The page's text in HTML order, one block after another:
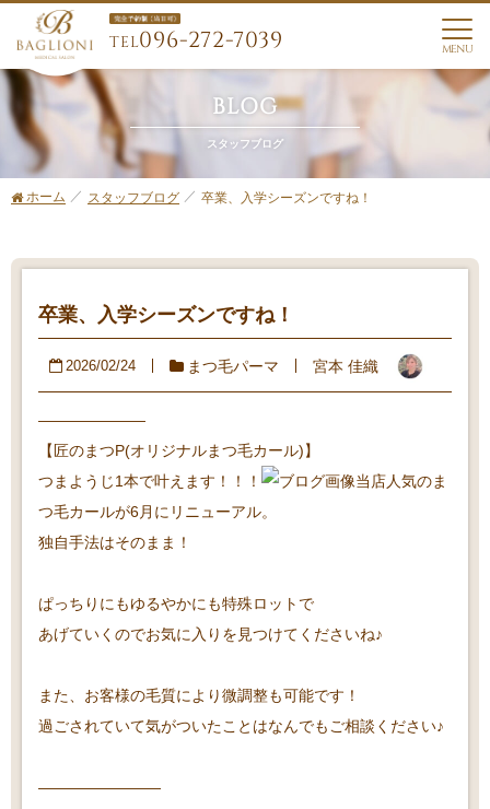
TEL096-272-7039 MENU
BLOG
スタッフブログ
ホーム スタッフブログ 卒業、入学シーズンですね！
卒業、入学シーズンですね！
2026/02/24 まつ毛パーマ 宮本 佳織
———————
【匠のまつP(オリジナルまつ毛カール)】
つまようじ1本で叶えます！！！
当店人気のま
つ毛カールが6月にリニューアル。
独自手法はそのまま！
ぱっちりにもゆるやかにも特殊ロットで
あげていくのでお気に入りを見つけてくださいね♪
また、お客様の毛質により微調整も可能です！
過ごされていて気がついたことはなんでもご相談ください♪
————————